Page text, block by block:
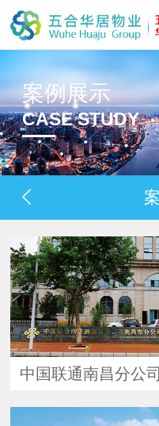
案例展示
CASE STUDY
中国联通南昌分公司